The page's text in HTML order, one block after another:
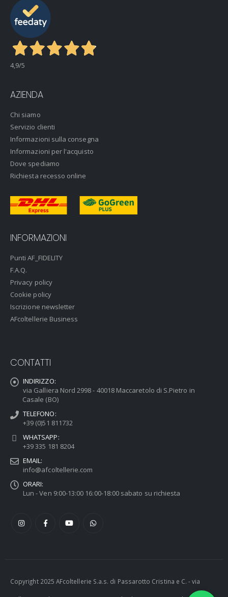
4,9/5
AZIENDA
Chi siamo
Servizio clienti
Informazioni sulla consegna
Informazioni per l'acquisto
Dove spediamo
Richiesta recesso online
INFORMAZIONI
Punti AF_FIDELITY
F.A.Q.
Privacy policy
Cookie policy
Iscrizione newsletter
AFcoltellerie Business
CONTATTI
INDIRIZZO:
via Galliera Nord 2998 - 40018 Maccaretolo di S.Pietro in
Casale (BO)
TELEFONO:
+39 (0)51 811732
WHATSAPP:
+39 335 181 8204
EMAIL:
info@afcoltellerie.com
ORARI:
Lun - Ven 9:00-13:00 16:00-18:00 sabato su richiesta
Copyright 2025 AFcoltellerie S.a.s. di Passarotto Cristina e C. - via